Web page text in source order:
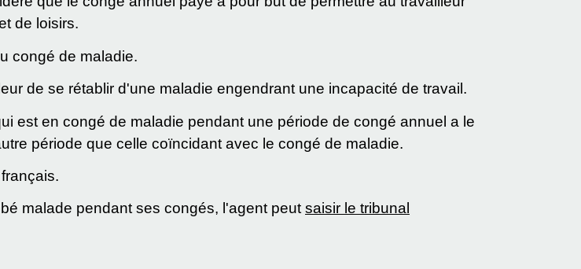
de loisirs.
congé de maladie.
de se rétablir d'une maladie engendrant une incapacité de travail.
est en congé de maladie pendant une période de congé annuel a le
période que celle coïncidant avec le congé de maladie.
malade pendant ses congés, l'agent peutsaisir le tribunal